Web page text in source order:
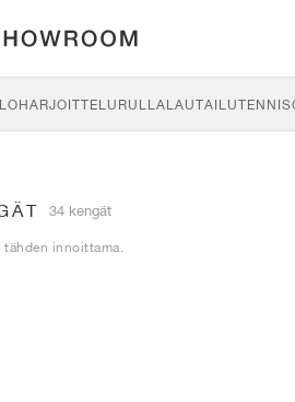
HARJOITTELU RULLALAUTAILUTENNIS
34 kengät
tähden innoittama.